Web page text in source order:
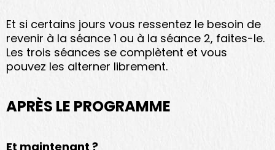
Et si certains jours vous ressentez le besoin de
revenir à la séance 1 ou à la séance 2, faites-le.
Les trois séances se complètent et vous
pouvez les alterner librement.
APRÈS LE PROGRAMME
Et maintenant ?